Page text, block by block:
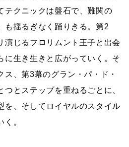
テクニックは盤石で、難関の
も揺るぎなく踊りきる。第2
演じるフロリムント王子と出会
に生き生きと広がっていく。そ
ス、第3幕のグラン・パ・ド・
つとステップを重ねるごとに、
を、そしてロイヤルのスタイル
。